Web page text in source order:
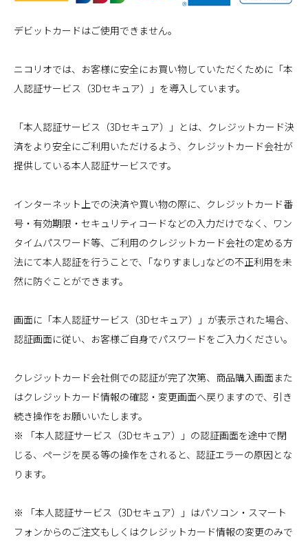
デビットカードはご使用できません。
ニコリオでは、お客様に安全にお買い物していただくために「本
人認証サービス（3Dセキュア）」を導入しています。
「本人認証サービス（3Dセキュア）」とは、クレジットカード決
済をより安全にご利用いただけるよう、クレジットカード会社が
提供している本人認証サービスです。
インターネット上での決済や買い物の際に、クレジットカード番
号・有効期限・セキュリティコードなどの入力だけでなく、ワン
タイムパスワード等、ご利用のクレジットカード会社の定める方
法にて本人認証を行うことで、｢なりすまし｣などの不正利用を未
然に防ぐことができます。
画面に「本人認証サービス（3Dセキュア）」が表示された場合、
認証画面に従い、お客様ご自身でパスワードをご入力ください。
クレジットカード会社側での認証が完了次第、商品購入画面また
はクレジットカード情報の確認・変更画面へ戻りますので、引き
続き操作をお願いいたします。
※ 「本人認証サービス（3Dセキュア）」の認証画面を途中で閉
じる、ページを戻る等の操作をされると、認証エラーの原因とな
ります。
※ 「本人認証サービス（3Dセキュア）」はパソコン・スマート
フォンからのご注文もしくはクレジットカード情報の変更のみで